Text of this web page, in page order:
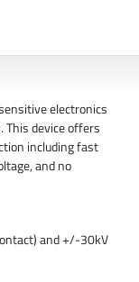
electronics
This device offers
including fast
and no
and +/-30kV